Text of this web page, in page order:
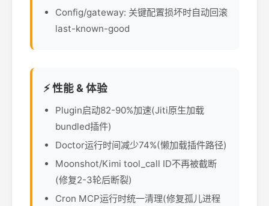
Config/gateway: 关键配置损坏时自动回滚
last-known-good
⚡ 性能 & 体验
Plugin启动82-90%加速(Jiti原生加载
bundled插件)
Doctor运行时间减少74%(懒加载插件路径)
Moonshot/Kimi tool_call ID不再被截断
(修复2-3轮后断裂)
Cron MCP运行时统一清理(修复孤儿进程